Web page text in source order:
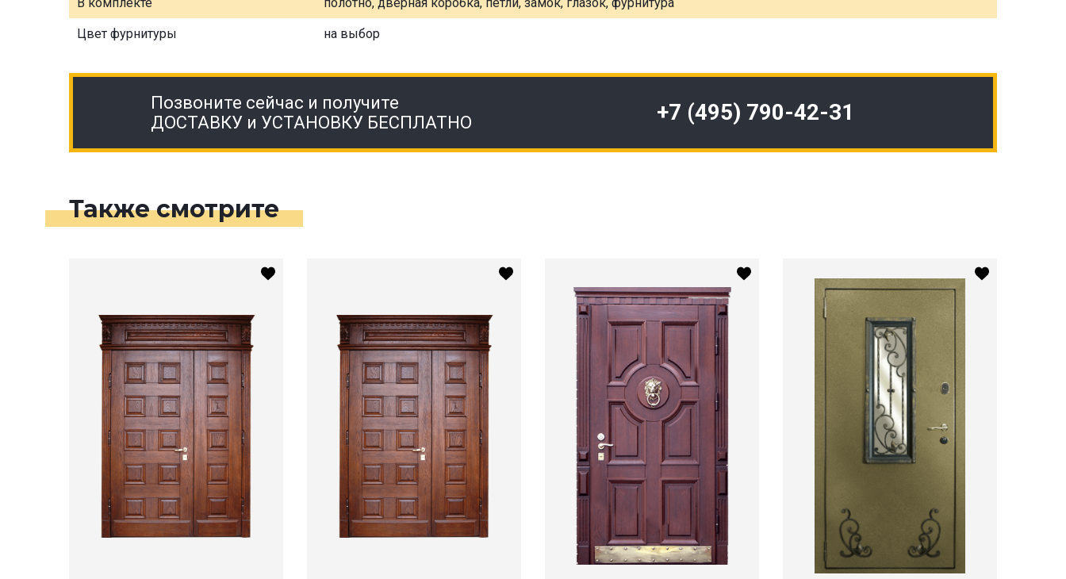
Цвет фурнитуры на выбор
Позвоните сейчас и получите
ДОСТАВКУ и УСТАНОВКУ БЕСПЛАТНО
+7 (495) 790-42-31
Также смотрите